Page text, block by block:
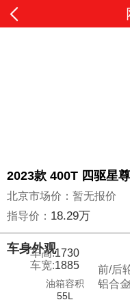
2023款 400T 四驱星
北京市场价：暂无报价
指导价： 18.29万
车身外观
车宽:1885
车高:1730
前/后
铝合
油箱容积
55L